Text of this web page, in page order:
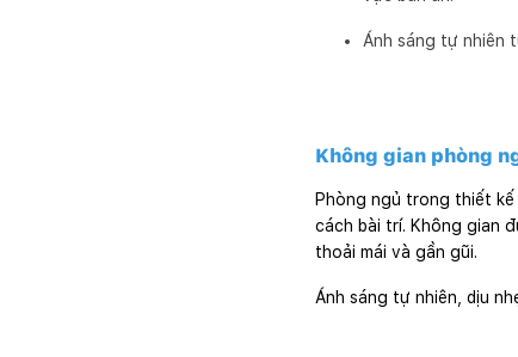
Ánh sáng tự nhiên
Không gian phòng
Phòng ngủ trong thiết
cách bài trí. Không gian
thoải mái và gần gũi.
Ánh sáng tự nhiên, dịu